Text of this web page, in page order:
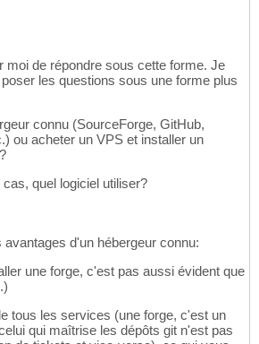
moi de répondre sous cette forme. Je
les questions sous une forme plus
connu (SourceForge, GitHub,
ou acheter un VPS et installer un
quel logiciel utiliser?
avantages d'un hébergeur connu:
une forge, c'est pas aussi évident que
tous les services (une forge, c'est un
qui maîtrise les dépôts git n'est pas